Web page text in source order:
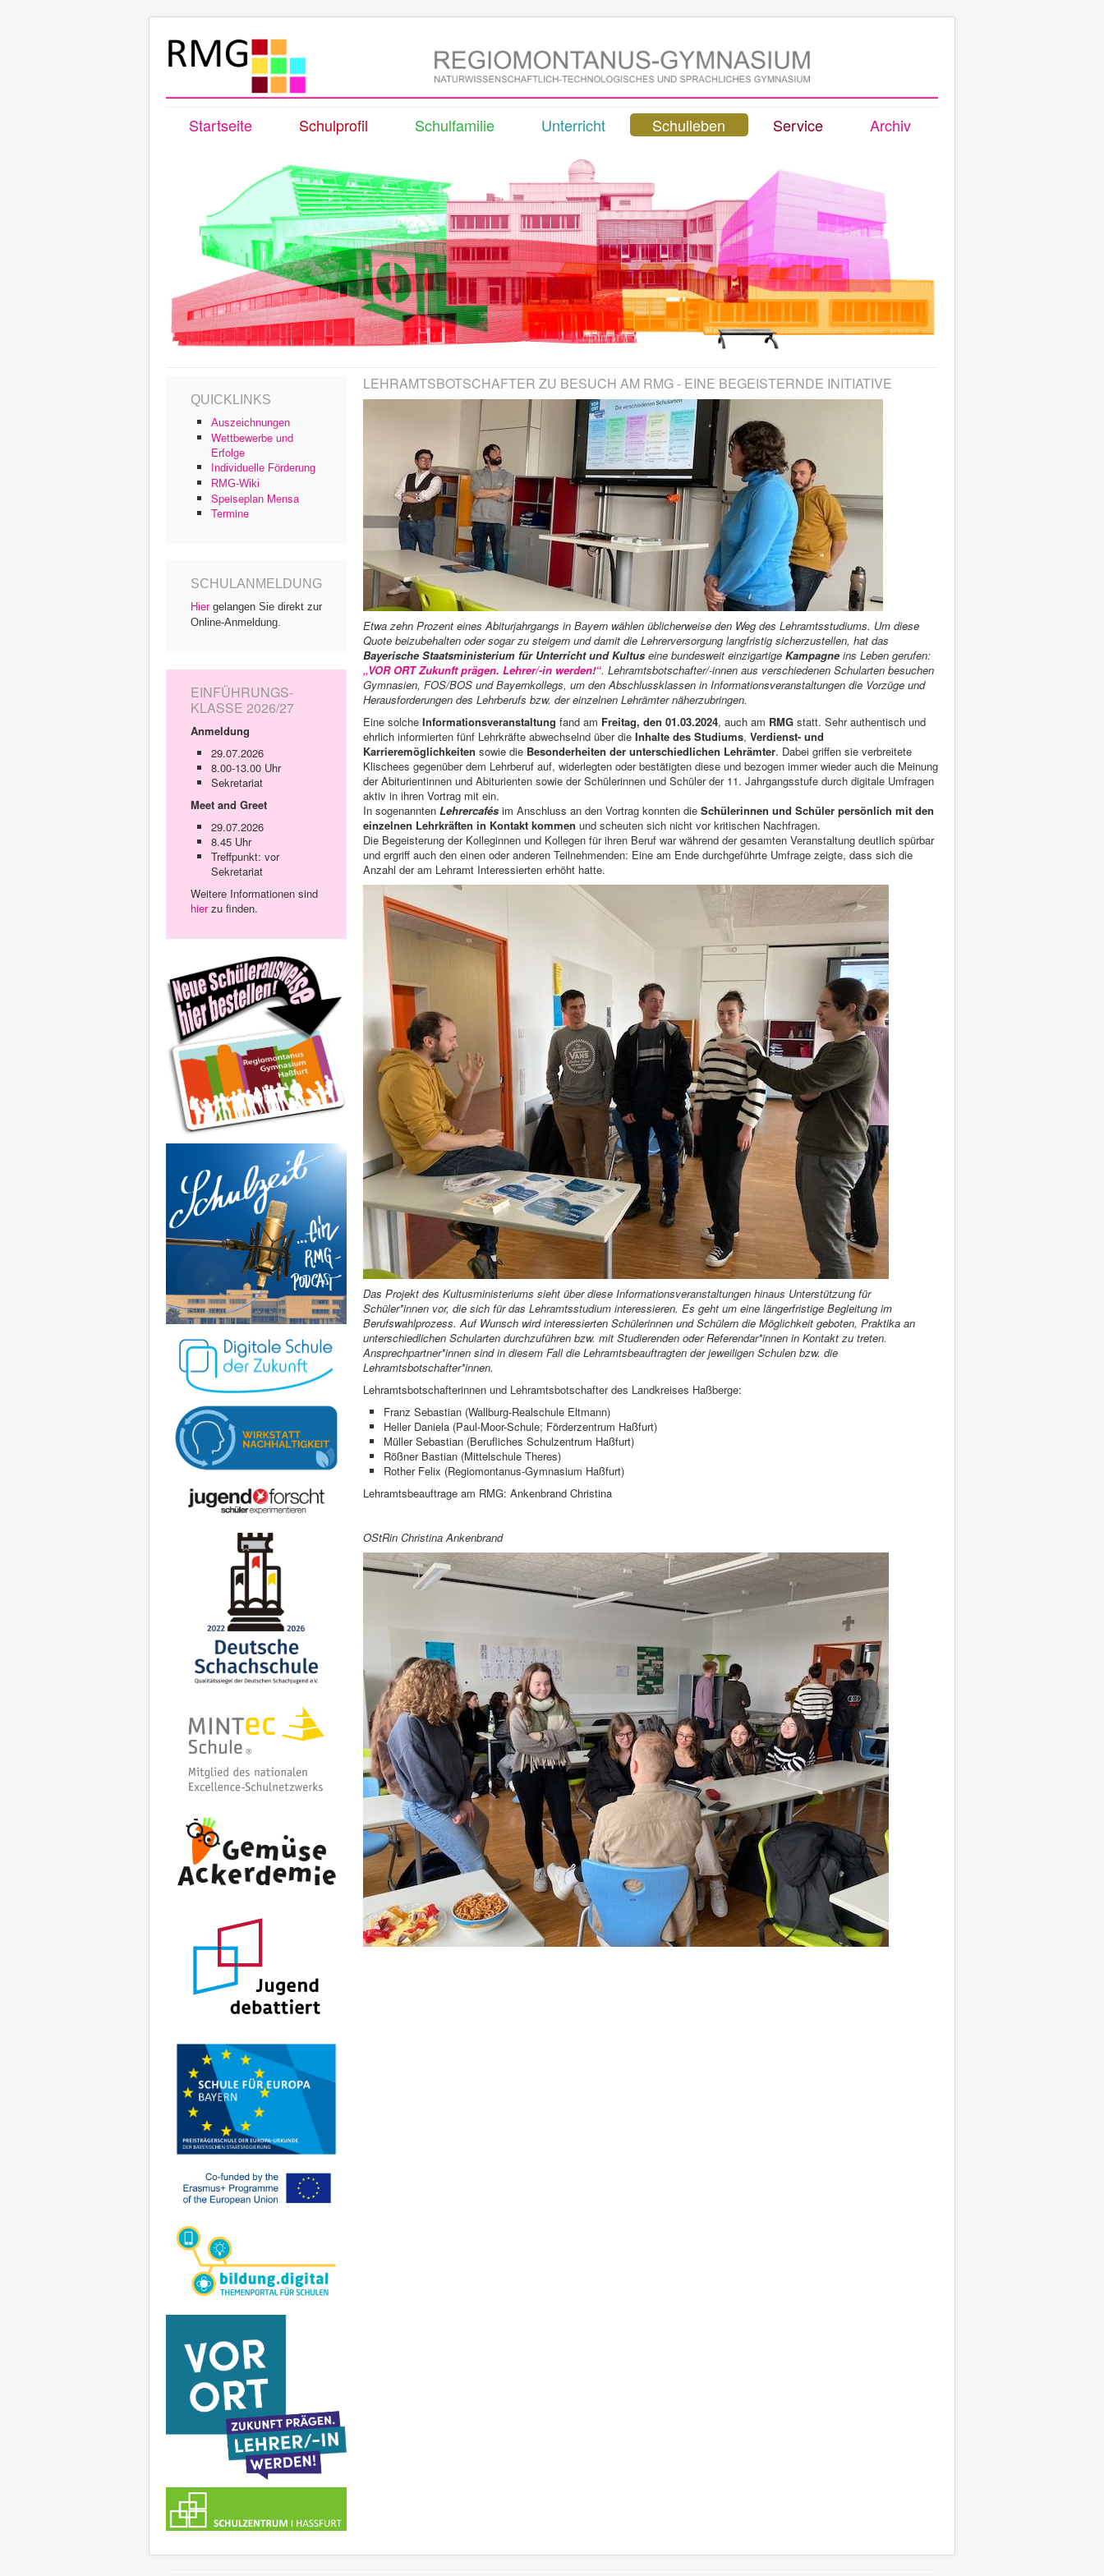
Startseite Schulprofil Schulfamilie Unterricht Schulleben Service Archiv
QUICKLINKS
Auszeichnungen
Wettbewerbe und
Erfolge
Individuelle Förderung
RMG-Wiki
Speiseplan Mensa
Termine
SCHULANMELDUNG
Hiergelangen Sie direkt zur
Online-Anmeldung.
EINFÜHRUNGS-
KLASSE 2026/27
Anmeldung
29.07.2026
8.00-13.00 Uhr
Sekretariat
Meet and Greet
29.07.2026
8.45 Uhr
Treffpunkt: vor
Sekretariat
Weitere Informationen sind
hierzu finden.
LEHRAMTSBOTSCHAFTER ZU BESUCH AM RMG - EINE BEGEISTERNDE INITIATIVE
Etwa zehn Prozent eines Abiturjahrgangs in Bayern wählen üblicherweise den Weg des Lehramtsstudiums. Um diese
Quote beizubehalten oder sogar zu steigern und damit die Lehrerversorgung langfristig sicherzustellen, hat das
Bayerische Staatsministerium für Unterricht und Kultus eine bundesweit einzigartige Kampagne ins Leben gerufen:
„VOR ORT Zukunft prägen. Lehrer/-in werden!“. Lehramtsbotschafter/-innen aus verschiedenen Schularten besuchen
Gymnasien, FOS/BOS und Bayernkollegs, um den Abschlussklassen in Informationsveranstaltungen die Vorzüge und
Herausforderungen des Lehrberufs bzw. der einzelnen Lehrämter näherzubringen.
Eine solche Informationsveranstaltung fand am Freitag, den 01.03.2024, auch am RMG statt. Sehr authentisch und
ehrlich informierten fünf Lehrkräfte abwechselnd über die Inhalte des Studiums, Verdienst- und
Karrieremöglichkeiten sowie die Besonderheiten der unterschiedlichen Lehrämter. Dabei griffen sie verbreitete
Klischees gegenüber dem Lehrberuf auf, widerlegten oder bestätigten diese und bezogen immer wieder auch die Meinung
der Abiturientinnen und Abiturienten sowie der Schülerinnen und Schüler der 11. Jahrgangsstufe durch digitale Umfragen
aktiv in ihren Vortrag mit ein.
In sogenannten Lehrercafés im Anschluss an den Vortrag konnten die Schülerinnen und Schüler persönlich mit den
einzelnen Lehrkräften in Kontakt kommen und scheuten sich nicht vor kritischen Nachfragen.
Die Begeisterung der Kolleginnen und Kollegen für ihren Beruf war während der gesamten Veranstaltung deutlich spürbar
und ergriff auch den einen oder anderen Teilnehmenden: Eine am Ende durchgeführte Umfrage zeigte, dass sich die
Anzahl der am Lehramt Interessierten erhöht hatte.
Das Projekt des Kultusministeriums sieht über diese Informationsveranstaltungen hinaus Unterstützung für
Schüler*innen vor, die sich für das Lehramtsstudium interessieren. Es geht um eine längerfristige Begleitung im
Berufswahlprozess. Auf Wunsch wird interessierten Schülerinnen und Schülern die Möglichkeit geboten, Praktika an
unterschiedlichen Schularten durchzuführen bzw. mit Studierenden oder Referendar*innen in Kontakt zu treten.
Ansprechpartner*innen sind in diesem Fall die Lehramtsbeauftragten der jeweiligen Schulen bzw. die
Lehramtsbotschafter*innen.
Lehramtsbotschafterinnen und Lehramtsbotschafter des Landkreises Haßberge:
Franz Sebastian (Wallburg-Realschule Eltmann)
Heller Daniela (Paul-Moor-Schule; Förderzentrum Haßfurt)
Müller Sebastian (Berufliches Schulzentrum Haßfurt)
Rößner Bastian (Mittelschule Theres)
Rother Felix (Regiomontanus-Gymnasium Haßfurt)
Lehramtsbeauftrage am RMG: Ankenbrand Christina
OStRin Christina Ankenbrand